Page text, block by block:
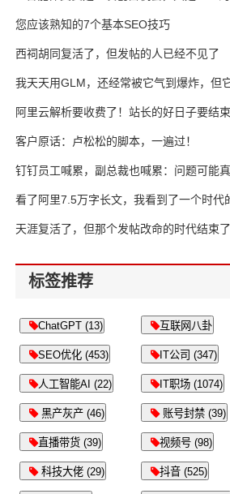
错过了
您应该熟知的7个基本SEO技巧
西祠胡同复活了，但发帖的人已经不见了
我天天用GLM，还经常被它气到爆炸，但
16万亿
阿里云解析要收费了！站长的好日子要结
客户原话：卢松松的脚本，一遍过！
钉钉员工喊累，副总裁也喊累：问题可能
了
看了阿里7.5万字长文，我看到了一个时代
天涯复活了，但那个发帖改命的时代结束了
标签推荐
ChatGPT (13) 互联网八卦
SEO优化 (453) IT公司 (347)
人工智能AI (22) IT职场 (1074)
黑产灰产 (46) 账号封禁 (39)
直播带货 (39) 视频号 (98)
科技大佬 (29) 抖音 (525)